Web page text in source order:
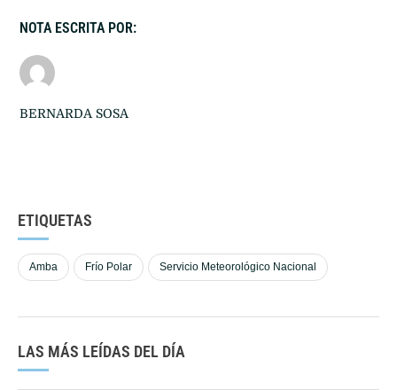
NOTA ESCRITA POR:
BERNARDA SOSA
ETIQUETAS
Amba Frío Polar Servicio Meteorológico Nacional
LAS MÁS LEÍDAS DEL DÍA